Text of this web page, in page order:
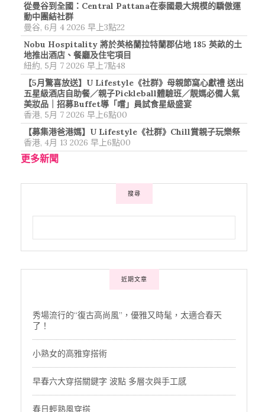
從曼谷到全國：Central Pattana在泰國最大規模的驕傲運
動中團結社群
曼谷, 6月 4 2026 早上3點22
Nobu Hospitality 將於英格蘭拉特蘭郡佔地 185 英畝的土
地推出酒店、餐廳及住宅項目
紐約, 5月 7 2026 早上7點48
【5月驚喜放送】U Lifestyle《社群》母親節窩心獻禮 送出
五星級酒店自助餐／親子Pickleball體驗班／靚媽必備人氣
美妝品｜招募Buffet導「嚐」員試食星級盛宴
香港, 5月 7 2026 早上6點00
【募集港爸港媽】U Lifestyle《社群》Chill賞親子玩樂祭
香港, 4月 13 2026 早上6點00
更多新聞
搜尋
近期文章
秀場流行的“復古高尚風”，優雅又時髦，太適合春天
了！
小熟女的高雅穿搭術
早春六大穿搭關鍵字 波點 多層次與手工感
春日輕熟風穿搭